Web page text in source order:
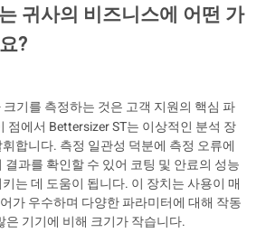
귀사의 비즈니스에 어떤 가
?
기를 측정하는 것은 고객 지원의 핵심 파
점에서 Bettersizer ST는 이상적인 분석 장
합니다. 측정 일관성 덕분에 측정 오류에
과를 확인할 수 있어 코팅 및 안료의 성능
는 데 도움이 됩니다. 이 장치는 사용이 매
가 우수하며 다양한 파라미터에 대해 작동
은 기기에 비해 크기가 작습니다.